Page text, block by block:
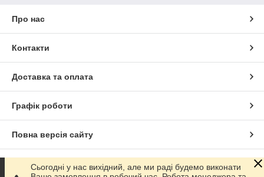
Про нас
Контакти
Доставка та оплата
Графік роботи
Повна версія сайту
Сайт створено на маркетплейсі Prom.ua
Сьогодні у нас вихідний, але ми раді будемо виконати